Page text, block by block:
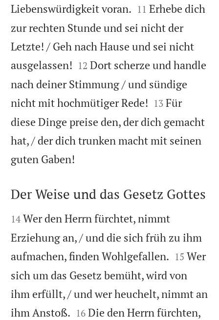
Liebenswürdigkeit voran. 

11 Erhebe dich
zur rechten Stunde und sei nicht der
Letzte! / Geh nach Hause und sei nicht
ausgelassen! 

12 Dort scherze und handle
nach deiner Stimmung / und sündige
nicht mit hochmütiger Rede! 

13 Für
diese Dinge preise den, der dich gemacht
hat, / der dich trunken macht mit seinen
guten Gaben!

Der Weise und das Gesetz Gottes

14 Wer den Herrn fürchtet, nimmt
Erziehung an, / und die sich früh zu ihm
aufmachen, finden Wohlgefallen. 

15 Wer
sich um das Gesetz bemüht, wird von
ihm erfüllt, / und wer heuchelt, nimmt an
ihm Anstoß. 

16 Die den Herrn fürchten,